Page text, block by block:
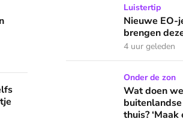
dag met een kopje koffie bij de
kun je beter niet met het vingertje
Nieuwe EO-Luistertip
Nieuwe EO-
brengen
4 uur geleden
Wat doen we in deOnder de zon
Wat doen
thuis?